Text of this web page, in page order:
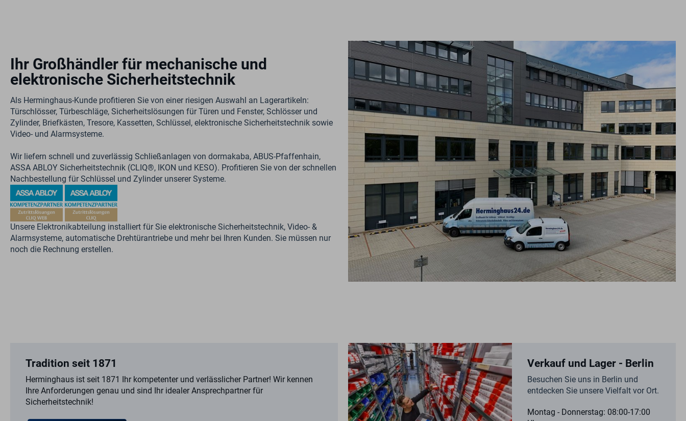
Ihr Großhändler für mechanische und
elektronische Sicherheitstechnik
Als Herminghaus-Kunde profitieren Sie von einer riesigen Auswahl an Lagerartikeln:
Türschlösser, Türbeschläge, Sicherheitslösungen für Türen und Fenster, Schlösser und
Zylinder, Briefkästen, Tresore, Kassetten, Schlüssel, elektronische Sicherheitstechnik sowie
Video- und Alarmsysteme.
Wir liefern schnell und zuverlässig Schließanlagen von dormakaba, ABUS-Pfaffenhain,
ASSA ABLOY Sicherheitstechnik (CLIQ®, IKON und KESO). Profitieren Sie von der schnellen
Nachbestellung für Schlüssel und Zylinder unserer Systeme.
Unsere Elektronikabteilung installiert für Sie elektronische Sicherheitstechnik, Video- &
Alarmsysteme, automatische Drehtürantriebe und mehr bei Ihren Kunden. Sie müssen nur
noch die Rechnung erstellen.
Tradition seit 1871
Herminghaus ist seit 1871 Ihr kompetenter und verlässlicher Partner! Wir kennen
Ihre Anforderungen genau und sind Ihr idealer Ansprechpartner für
Sicherheitstechnik!
Verkauf und Lager - Berlin
Besuchen Sie uns in Berlin und
entdecken Sie unsere Vielfalt vor Ort.
Montag - Donnerstag: 08:00-17:00